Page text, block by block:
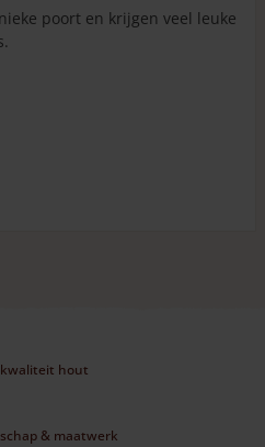
tijdens het transport te
slotvanger aan de
verticale stijlen. Deze kunt u
de juiste plek op de poortpaal
schapenhek poort van 175
klanten? Kijk dan eens bij de
poort en krijgen veel leuke
hout
& maatwerk